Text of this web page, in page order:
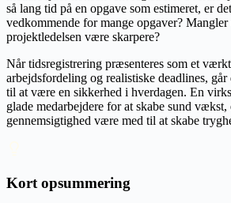
så lang tid på en opgave som estimeret, er
vedkommende for mange opgaver? Mangler
projektledelsen være skarpere?
Når tidsregistrering præsenteres som et
arbejdsfordeling og realistiske deadlines,
til at være en sikkerhed i hverdagen. En
glade medarbejdere for at skabe sund vækst,
gennemsigtighed være med til at skabe
Kort opsummering